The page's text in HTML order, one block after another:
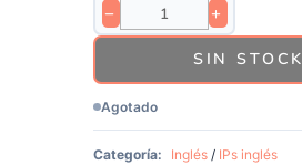
− +
SIN STOCK
Agotado
Categoría: Inglés / IPs inglés